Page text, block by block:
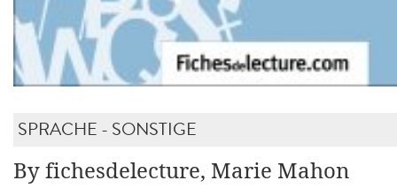
SPRACHE - SONSTIGE
By fichesdelecture, Marie Mahon